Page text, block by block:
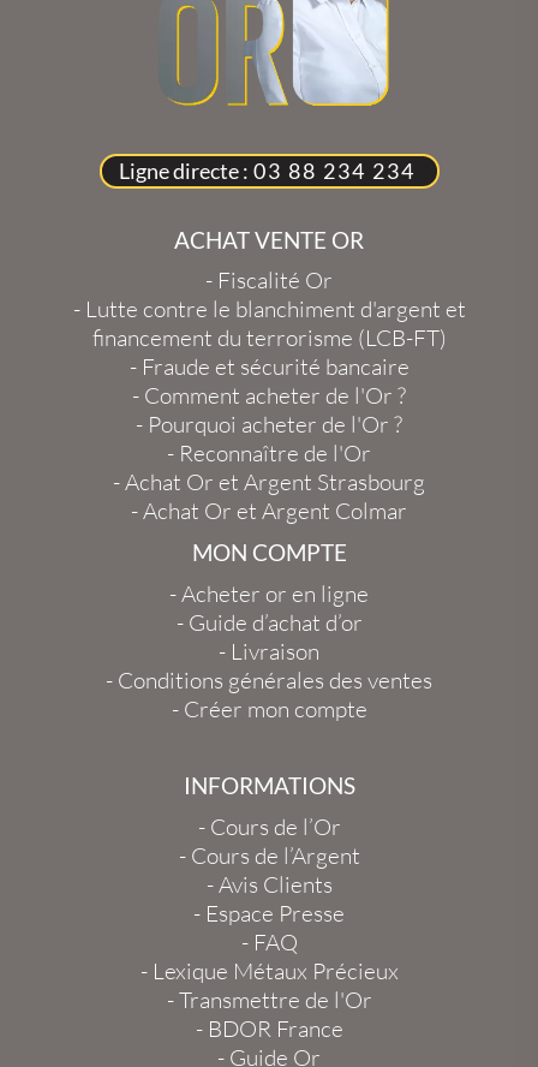
Ligne directe : 03 88 234 234
ACHAT VENTE OR
- Fiscalité Or
- Lutte contre le blanchiment d'argent et
financement du terrorisme (LCB-FT)
- Fraude et sécurité bancaire
- Comment acheter de l'Or ?
- Pourquoi acheter de l'Or ?
- Reconnaître de l'Or
-Achat Or et Argent Strasbourg
-Achat Or et Argent Colmar
MON COMPTE
-Acheter or en ligne
- Guide d’achat d’or
- Livraison
- Conditions générales des ventes
- Créer mon compte
INFORMATIONS
- Cours de l’Or
- Cours de l’Argent
-Avis Clients
- Espace Presse
- FAQ
- Lexique Métaux Précieux
-Transmettre de l'Or
- BDOR France
- Guide Or